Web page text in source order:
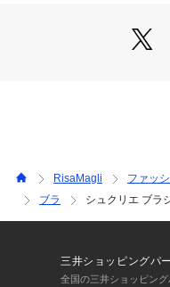
『Glamor Bra／バストア
Gカップ～専用に設計さ
＜商品仕様＞
・3/4カップ
・サイドボーンあり（樹
・取り外し可能パッド
RisaMagli ファッ
ブラ
シュクリエ ブラ
三井ショッピングパ
全国の三井ショッピン